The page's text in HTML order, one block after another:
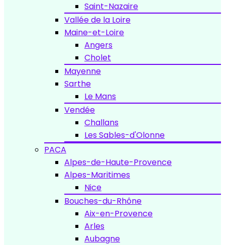
Saint-Nazaire
Vallée de la Loire
Maine-et-Loire
Angers
Cholet
Mayenne
Sarthe
Le Mans
Vendée
Challans
Les Sables-d'Olonne
PACA
Alpes-de-Haute-Provence
Alpes-Maritimes
Nice
Bouches-du-Rhône
Aix-en-Provence
Arles
Aubagne